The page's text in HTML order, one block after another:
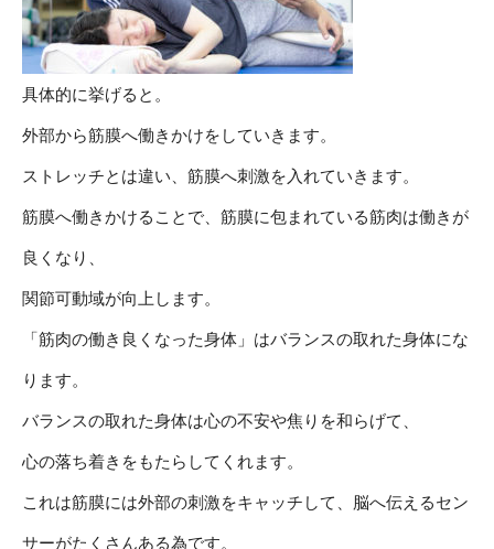
具体的に挙げると。
外部から筋膜へ働きかけをしていきます。
ストレッチとは違い、筋膜へ刺激を入れていきます。
筋膜へ働きかけることで、筋膜に包まれている筋肉は働きが
良くなり、
関節可動域が向上します。
「筋肉の働き良くなった身体」はバランスの取れた身体にな
ります。
バランスの取れた身体は心の不安や焦りを和らげて、
心の落ち着きをもたらしてくれます。
これは筋膜には外部の刺激をキャッチして、脳へ伝えるセン
サーがたくさんある為です。